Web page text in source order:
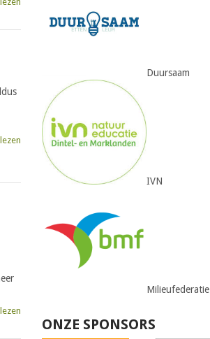
Duursaam
IVN
Milieufederatie
ONZE SPONSORS